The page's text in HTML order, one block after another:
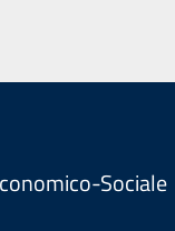
Sociale